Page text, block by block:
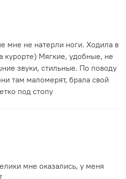
мне не натерли ноги. Ходила в
курорте) Мягкие, удобные, не
звуки, стильные. По поводу
там маломерят, брала свой
под стопу
мне оказались, у меня